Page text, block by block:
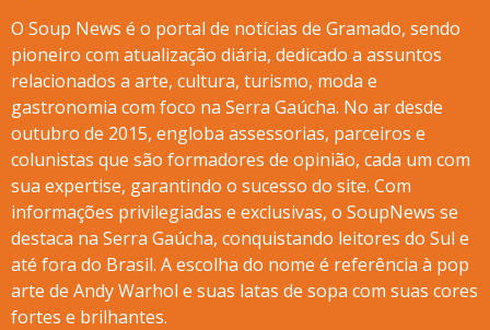
O Soup News é o portal de notícias de Gramado, sendo
pioneiro com atualização diária, dedicado a assuntos
relacionados a arte, cultura, turismo, moda e
gastronomia com foco na Serra Gaúcha. No ar desde
outubro de 2015, engloba assessorias, parceiros e
colunistas que são formadores de opinião, cada um com
sua expertise, garantindo o sucesso do site. Com
informações privilegiadas e exclusivas, o SoupNews se
destaca na Serra Gaúcha, conquistando leitores do Sul e
até fora do Brasil. A escolha do nome é referência à pop
arte de Andy Warhol e suas latas de sopa com suas cores
fortes e brilhantes.